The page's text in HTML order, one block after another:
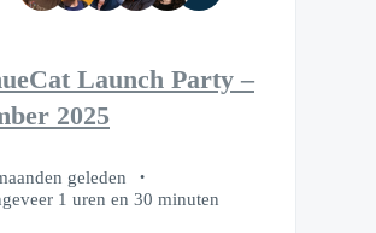
Launch Party –
2025
geleden
1 uren en 30 minuten